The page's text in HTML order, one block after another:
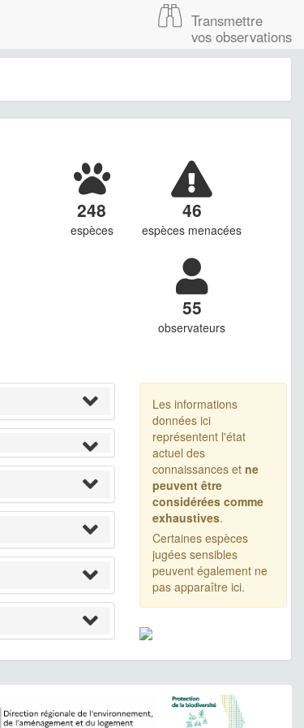
Transmettre
vos observations
248
espèces
46
espèces menacées
55
observateurs
Les informations
données ici
représentent l'état
actuel des
connaissances et ne
peuvent être
considérées comme
exhaustives.
Certaines espèces
jugées sensibles
peuvent également ne
pas apparaître ici.